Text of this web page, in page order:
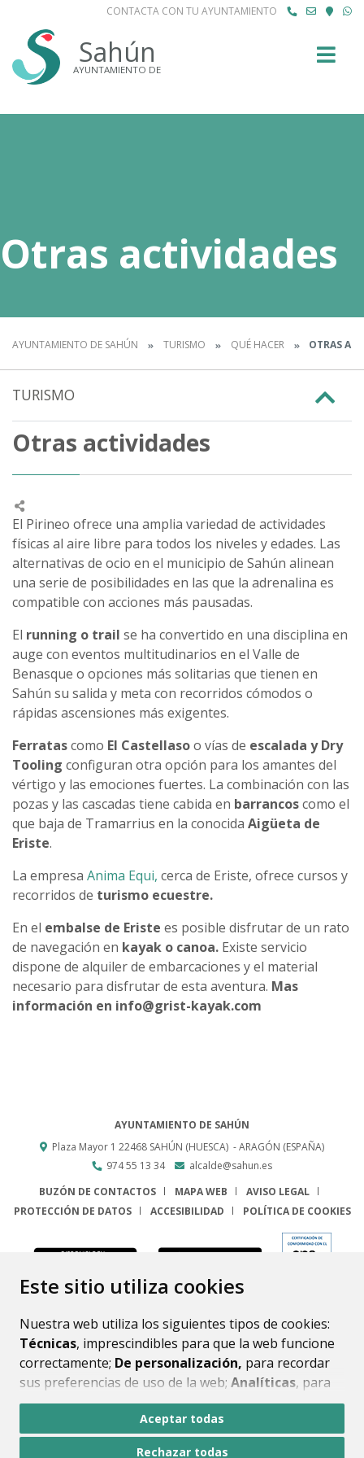
Este sitio utiliza cookies
Nuestra web utiliza los siguientes tipos de cookies:
Técnicas, imprescindibles para que la web funcione
correctamente; De personalización, para recordar
sus preferencias de uso de la web; Analíticas, para
mejorar el funcionamiento de la web y sus servicios.
Si acepta pulsando el botón“Aceptar todas”
consideramos que acepta su uso. Si pulsa el botón
Aceptar todas
Rechazar todas
CONTACTA CON TU AYUNTAMIENTO
Sahún
AYUNTAMIENTO DE
Otras actividades
AYUNTAMIENTO DE SAHÚN TURISMO QUÉ HACER OTRAS
TURISMO
Otras actividades
El Pirineo ofrece una amplia variedad de actividades
físicas al aire libre para todos los niveles y edades. Las
alternativas de ocio en el municipio de Sahún alinean
una serie de posibilidades en las que la adrenalina es
compatible con acciones más pausadas.
El running o trail se ha convertido en una disciplina en
auge con eventos multitudinarios en el Valle de
Benasque o opciones más solitarias que tienen en
Sahún su salida y meta con recorridos cómodos o
rápidas ascensiones más exigentes.
Ferratascomo El Castellasoo vías de escalada y Dry
Tooling configuran otra opción para los amantes del
vértigo y las emociones fuertes. La combinación con las
pozas y las cascadas tiene cabida en barrancoscomo el
que baja de Tramarrius en la conocida Aigüeta de
Eriste.
La empresa Anima Equi, cerca de Eriste, ofrece cursos y
recorridos de turismo ecuestre.
En el embalse de Eriste es posible disfrutar de un rato
de navegación en kayak o canoa. Existe servicio
dispone de alquiler de embarcaciones y el material
necesario para disfrutar de esta aventura. Mas
información en info@grist-kayak.com
AYUNTAMIENTO DE SAHÚN
Plaza Mayor 1 22468 SAHÚN (HUESCA) - ARAGÓN (ESPAÑA)
974 55 13 34
alcalde@sahun.es
BUZÓN DE CONTACTOS
MAPA WEB
AVISO LEGAL
PROTECCIÓN DE DATOS
ACCESIBILIDAD POLÍTICA DE COOKIES